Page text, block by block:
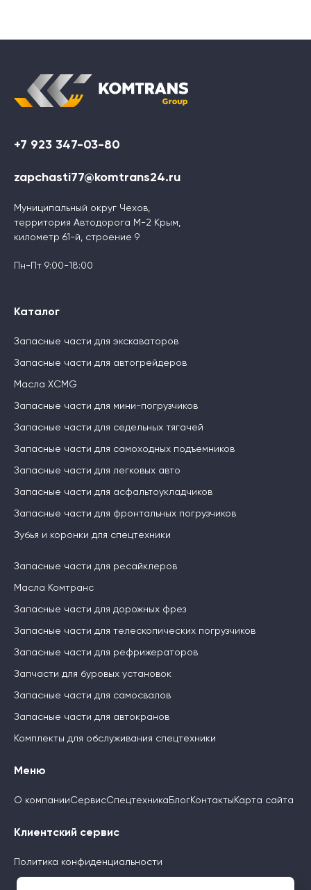
+7 923 347-03-80
zapchasti77@komtrans24.ru
Муниципальный округ Чехов,
территория Автодорога М-2 Крым,
километр 61-й, строение 9
Пн-Пт 9:00-18:00
Каталог
Запасные части для экскаваторов
Запасные части для автогрейдеров
Масла XCMG
Запасные части для мини-погрузчиков
Запасные части для седельных тягачей
Запасные части для самоходных подъемников
Запасные части для легковых авто
Запасные части для асфальтоукладчиков
Запасные части для фронтальных погрузчиков
Зубья и коронки для спецтехники
Запасные части для ресайклеров
Масла Комтранс
Запасные части для дорожных фрез
Запасные части для телескопических погрузчиков
Запасные части для рефрижераторов
Запчасти для буровых установок
Запасные части для самосвалов
Запасные части для автокранов
Комплекты для обслуживания спецтехники
Меню
О компанииСервисСпецтехника БлогКонтакты Карта сайта
Клиентский сервис
Политика конфиденциальности